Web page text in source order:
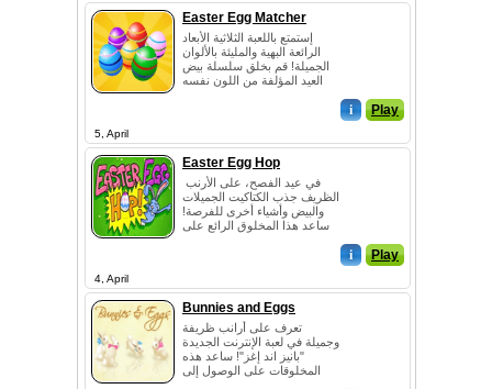
Easter Egg Matcher
إستمتع باللعبة الثلاثية الأبعاد
الرائعة البهية والمليئة بالألوان
الجميلة! قم بخلق سلسلة بيض
العيد المؤلفة من اللون نفسه
i Play
5, April
Easter Egg Hop
الظريف جذب الكتاكيت الجميلات
والبيض وأشياء أخرى للفرصة!
ساعد هذا المخلوق الرائع على
i Play
4, April
Bunnies and Eggs
تعرف على أرانب ظريفة
وجميلة في لعبة الإنترنت الجديدة
"بانيز اند إغز"! ساعد هذه
المخلوقات على الوصول إلى